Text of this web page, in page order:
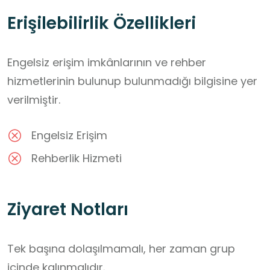
Erişilebilirlik Özellikleri
Engelsiz erişim imkânlarının ve rehber
hizmetlerinin bulunup bulunmadığı bilgisine yer
verilmiştir.
Engelsiz Erişim
Rehberlik Hizmeti
Ziyaret Notları
Tek başına dolaşılmamalı, her zaman grup